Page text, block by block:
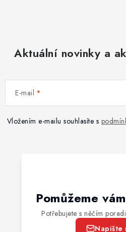
Aktuální novinky a
E-mail
Vložením e-mailu souhlasíte s
Pomůžeme
Potřebujete s něčím
Napište